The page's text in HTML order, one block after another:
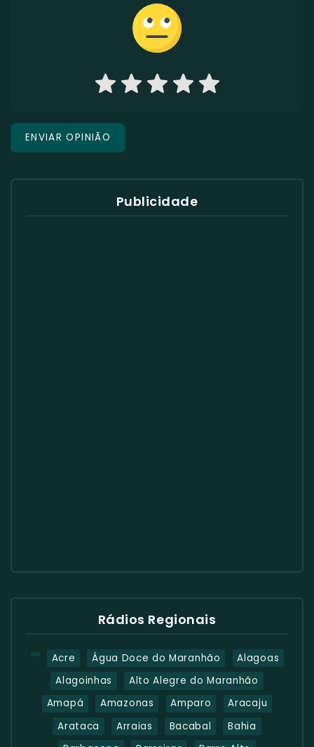
Publicidade
Rádios Regionais
Acre Água Doce do Maranhão
Alagoas
Alagoinhas
Alto Alegre do Maranhão
Amapá
Amazonas Amparo
Aracaju
Arataca
Arraias Bacabal
Bahia